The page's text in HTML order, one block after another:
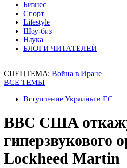
Бизнес
Спорт
Lifestyle
Шоу-биз
Наука
БЛОГИ ЧИТАТЕЛЕЙ
СПЕЦТЕМА: Война в Иране
ВСЕ ТЕМЫ
Вступление Украины в ЕС
ВВС США
гиперзвукового
Lockheed Martin